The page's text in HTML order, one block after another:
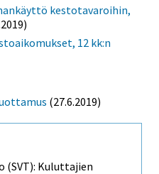
kestotavaroihin,
12 kk:n
(27.6.2019)
(SVT): Kuluttajien